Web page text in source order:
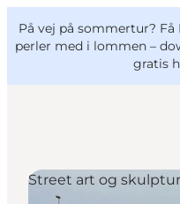
På vej på sommertur?
perler med i lommen –
gratis
Oplevelser
VisitFyn
Deutsch
Street art og